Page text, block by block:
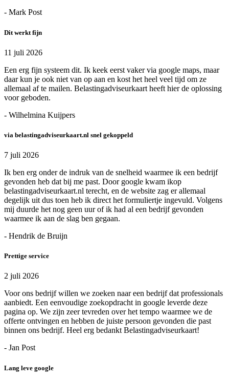
- Mark Post
Dit werkt fijn
11 juli 2026
Een erg fijn systeem dit. Ik keek eerst vaker via google maps, maar
daar kun je ook niet van op aan en kost het heel veel tijd om ze
allemaal af te mailen. Belastingadviseurkaart heeft hier de oplossing
voor geboden.
- Wilhelmina Kuijpers
via belastingadviseurkaart.nl snel gekoppeld
7 juli 2026
Ik ben erg onder de indruk van de snelheid waarmee ik een bedrijf
gevonden heb dat bij me past. Door google kwam ikop
belastingadviseurkaart.nl terecht, en de website zag er allemaal
degelijk uit dus toen heb ik direct het formuliertje ingevuld. Volgens
mij duurde het nog geen uur of ik had al een bedrijf gevonden
waarmee ik aan de slag ben gegaan.
- Hendrik de Bruijn
Prettige service
2 juli 2026
Voor ons bedrijf willen we zoeken naar een bedrijf dat professionals
aanbiedt. Een eenvoudige zoekopdracht in google leverde deze
pagina op. We zijn zeer tevreden over het tempo waarmee we de
offerte ontvingen en hebben de juiste persoon gevonden die past
binnen ons bedrijf. Heel erg bedankt Belastingadviseurkaart!
- Jan Post
Lang leve google